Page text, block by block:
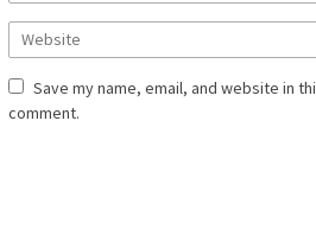
Save my name, email, and website in
comment.